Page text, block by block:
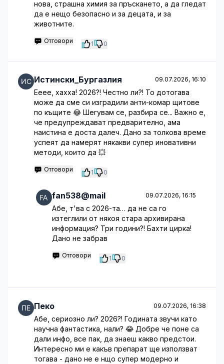
нова, страшна химия за пръскането, а да гледат
да е нещо безопасно и за децата, и за
животните.
Отговори 1 0
Истински_Бургазлия 09.07.2026, 16:10
Ееее, хахха! 2026?! Честно ли?! То дотогава
може да сме си изградили анти-комар щитове
по къщите 😂 Шегувам се, разбира се... Важно е,
че предупреждават предварително, ама
наистина е доста далеч. Дано за толкова време
успеят да намерят някакви супер иновативни
методи, които да 💥
Отговори 1 0
fan538@mail 09.07.2026, 16:15
Абе, т'ва с 2026-та… да не са го
изтеглили от някоя стара архивирана
информация? Три години?! Бахти цирка!
Дано не забрав
Отговори 1 0
Пеко 09.07.2026, 16:38
Абе, сериозно ли? 2026?! Годината звучи като
научна фантастика, нали? 😂 Добре че поне са
дали инфо, все пак, да знаеш какво предстои.
Интересно ми е какъв препарат ще използват
тогава - дано не е нщо супер модерно и